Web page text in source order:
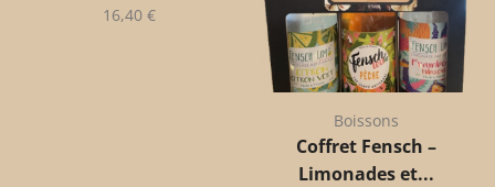
16,40 €
Boissons
Coffret Fensch –
Limonades et...